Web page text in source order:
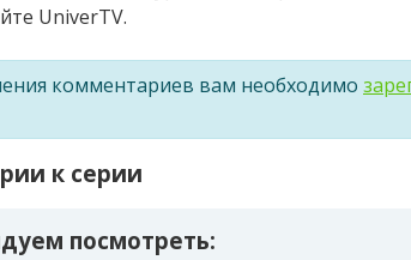
UniverTV.
комментариев вам необходимо
к серии
посмотреть: